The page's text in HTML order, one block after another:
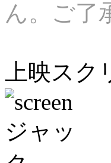
ん。ご了
上映スク